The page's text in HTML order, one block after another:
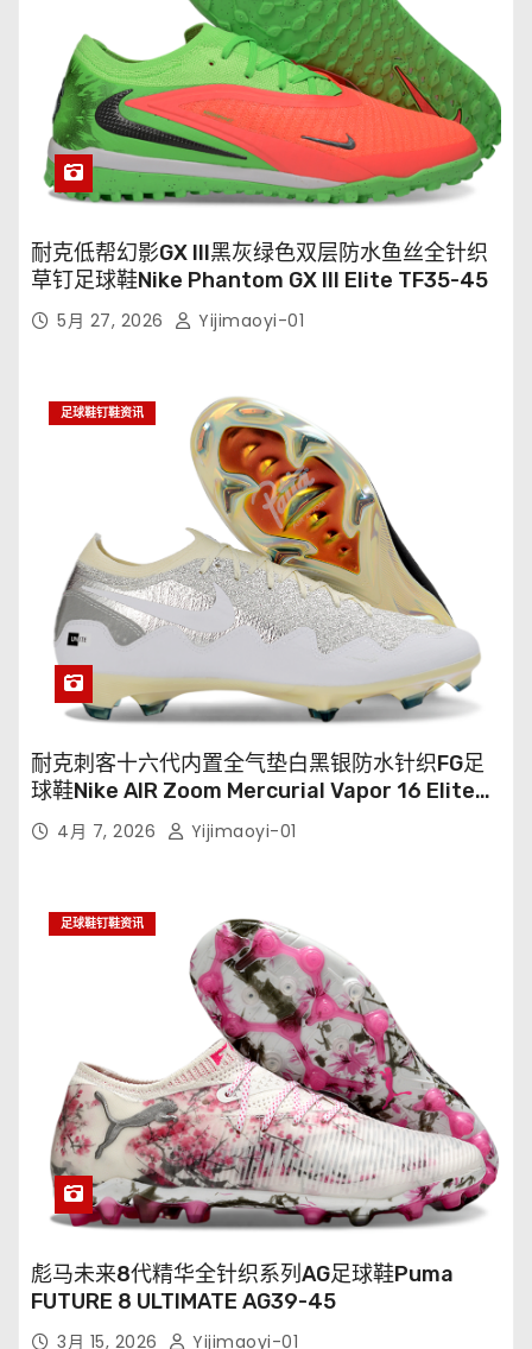
耐克低帮幻影GX III黑灰绿色双层防水鱼丝全针织
草钉足球鞋Nike Phantom GX III Elite TF35-45
5月 27, 2026 Yijimaoyi-01
足球鞋钉鞋资讯
耐克刺客十六代内置全气垫白黑银防水针织FG足
球鞋Nike AIR Zoom Mercurial Vapor 16 Elite
XXV FG35-45
4月 7, 2026 Yijimaoyi-01
足球鞋钉鞋资讯
彪马未来8代精华全针织系列AG足球鞋Puma
FUTURE 8 ULTIMATE AG39-45
3月 15, 2026 Yijimaoyi-01